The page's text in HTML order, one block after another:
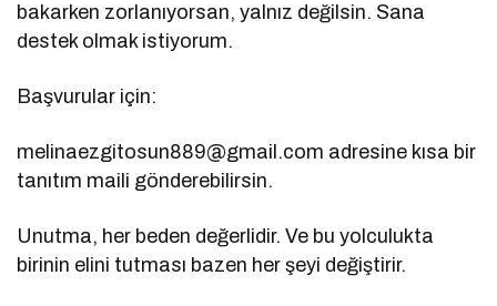
bakarken zorlanıyorsan, yalnız değilsin. Sana
destek olmak istiyorum.
Başvurular için:
melinaezgitosun889@gmail.com adresine kısa bir
tanıtım maili gönderebilirsin.
Unutma, her beden değerlidir. Ve bu yolculukta
birinin elini tutması bazen her şeyi değiştirir.